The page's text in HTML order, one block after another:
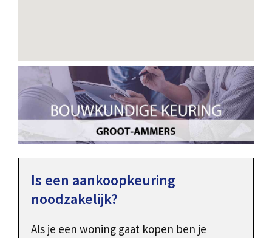
Is een aankoopkeuring
noodzakelijk?
Als je een woning gaat kopen ben je